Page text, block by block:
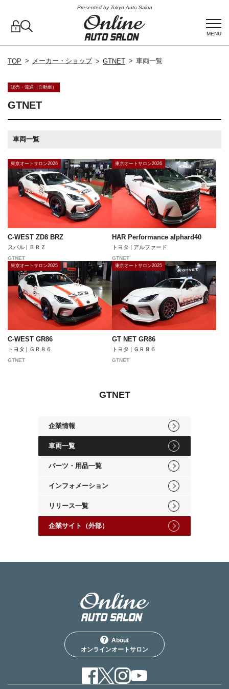
Presented by Tokyo Auto Salon
MENU
TOP メーカー・ショップ GTNET 車両一覧
販売・流通（自動車）
GTNET
車両一覧
東京オートサロン2026
C-WEST ZD8 BRZ
スバル | ＢＲＺ
GTNET
東京オートサロン2026
HAR Performance alphard40
トヨタ | アルファード
GTNET
東京オートサロン2025
C-WEST GR86
トヨタ | ＧＲ８６
GTNET
東京オートサロン2025
GT NET GR86
トヨタ | ＧＲ８６
GTNET
GTNET
企業情報
車両一覧
パーツ・用品一覧
インフォメーション
リリース一覧
企業サイト（外部）
About
オンラインオートサロン